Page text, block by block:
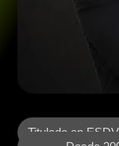
Titulado en ESDV